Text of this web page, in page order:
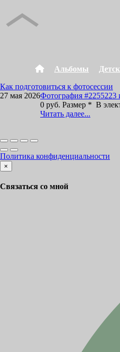
Альбомы
Как подготовиться к фотосессии
27 мая 2026Фотография #2255223
0 руб. Размер * В
Читать далее...
Политика конфиденциальности
×
Связаться со мной